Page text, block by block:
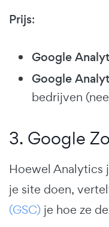
Prijs:
Google
Google
bedrijven
3. Google
Hoewel Analytics
je site doen,
(GSC) je hoe ze